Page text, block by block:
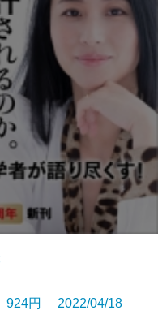
924円 2022/04/18